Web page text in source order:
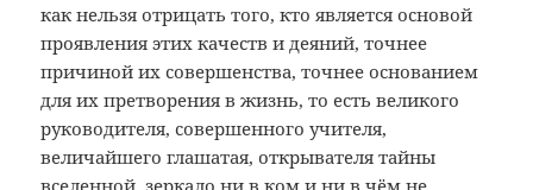
как нельзя отрицать того, кто является основой
проявления этих качеств и деяний, точнее
причиной их совершенства, точнее основанием
для их претворения в жизнь, то есть великого
руководителя, совершенного учителя,
величайшего глашатая, открывателя тайны